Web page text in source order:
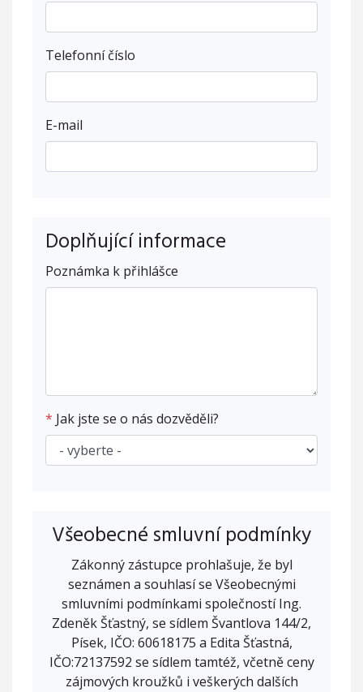
Telefonní číslo
E-mail
Doplňující informace
Poznámka k přihlášce
* Jak jste se o nás dozvěděli?
Všeobecné smluvní podmínky
Zákonný zástupce prohlašuje, že byl
seznámen a souhlasí se Všeobecnými
smluvními podmínkami společností Ing.
Zdeněk Šťastný, se sídlem Švantlova 144/2,
Písek, IČO: 60618175 a Edita Šťastná,
IČO:72137592 se sídlem tamtéž, včetně ceny
zájmových kroužků i veškerých dalších